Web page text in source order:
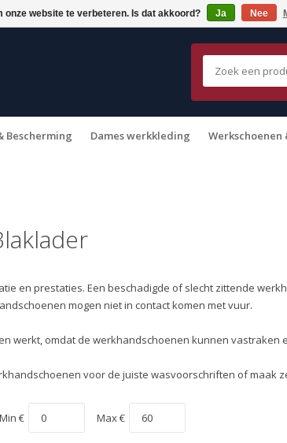
Bescherming Dames werkkleding Werkschoenen
en prestaties. Een beschadigde of slecht zittende
mogen niet in contact komen met vuur.
werkt, omdat de werkhandschoenen kunnen
voor de juiste wasvoorschriften of maak
Min € Max €
onze website te verbeteren. Is dat akkoord? Ja Nee